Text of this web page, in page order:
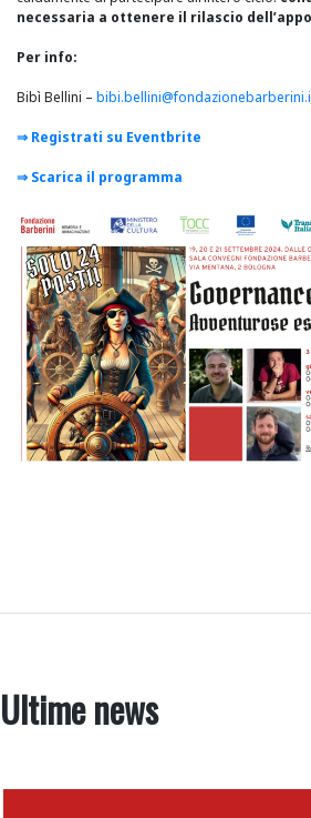
necessaria a ottenere il rilascio
Per info:
Bibì Bellini –
⇒ Registrati su Eventbrite
⇒ Scarica il programma
Ultime news